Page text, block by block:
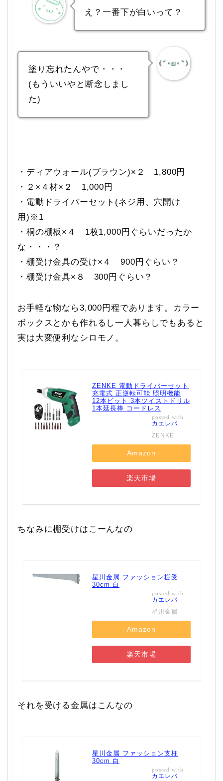
え？一番下が白いって？
塗り忘れたんやで・・・
(もういいやと断念しまし
た)
・ディアウォール(ブラウン)×２ 1,800円
・２×４材×２ 1,000円
・電動ドライバーセット(ネジ用、穴開け
用)※1
・桐の棚板×４ 1枚1,000円ぐらいだったか
な・・・？
・棚受け金具の受け×４ 900円ぐらい？
・棚受け金具×８ 300円ぐらい？
お手軽な物なら3,000円程であります。カラー
ボックスとかも作れるし一人暮らしでもあると
実は大変便利なシロモノ。
ZENKE 電動ドライバーセット
充電式 正逆転可能 照明機能
12本ビット 3本ツイストドリル
1本延長棒 コードレス
posted with
カエレバ
ZENKE
Amazon
楽天市場
ちなみに棚受けはこーんなの
星川金属 ファッション棚受
30cm 白
posted with
カエレバ
星川金属
Amazon
楽天市場
それを受ける金属はこんなの
星川金属 ファッション支柱
30cm 白
posted with
カエレバ